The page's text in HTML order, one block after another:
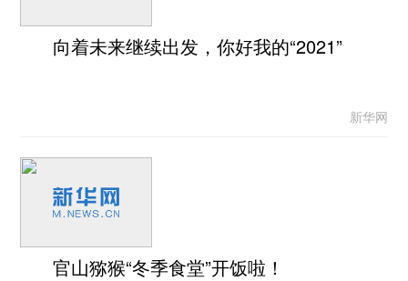
向着未来继续出发，你好我的“2021”
新华网
官山猕猴“冬季食堂”开饭啦！